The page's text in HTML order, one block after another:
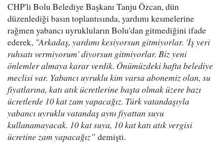
CHP'li Bolu Belediye Başkanı Tanju Özcan, dün
düzenlediği basın toplantısında, yardımı kesmelerine
rağmen yabancı uyrukluların Bolu'dan gitmediğini ifade
ederek, "Arkadaş, yardımı kesiyorsun gitmiyorlar. 'İş yeri
ruhsatı vermiyorum' diyorsun gitmiyorlar. Biz yeni
önlemler almaya karar verdik. Önümüzdeki hafta belediye
meclisi var. Yabancı uyruklu kim varsa abonemiz olan, su
fiyatlarına, katı atık ücretlerine başta olmak üzere bazı
ücretlerde 10 kat zam yapacağız. Türk vatandaşıyla
yabancı uyruklu vatandaş aynı fiyattan suyu
kullanamayacak. 10 kat suya, 10 kat katı atık vergisi
ücretine zam yapacağız” demişti.